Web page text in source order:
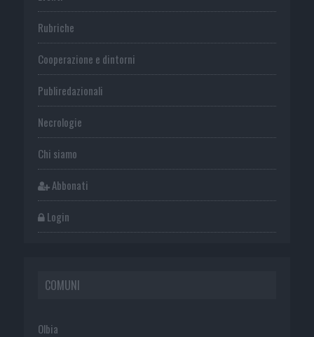
Rubriche
Cooperazione e dintorni
Publiredazionali
Necrologie
Chi siamo
Abbonati
Login
COMUNI
Olbia